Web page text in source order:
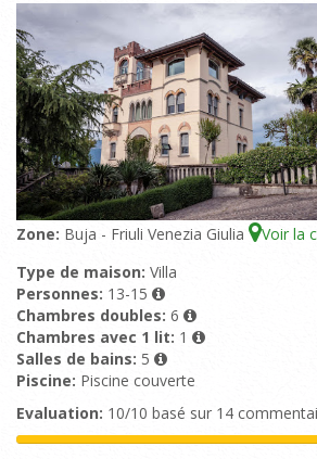
Zone: Buja - Friuli Venezia Giulia Voir la
Type de maison: Villa
Personnes: 13-15
Chambres doubles: 6
Chambres avec 1 lit: 1
Salles de bains: 5
Piscine: Piscine couverte
Evaluation: 10/10 basé sur 14